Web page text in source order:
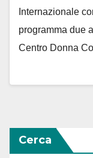
Internazionale
programma due
Centro Donna
Cerca